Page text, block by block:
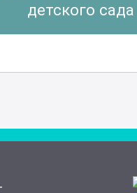
детского сада